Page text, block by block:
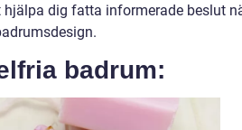
dig fatta informerade beslut
badrum: